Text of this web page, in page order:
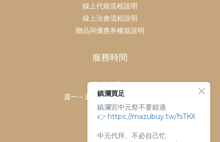
線上代燒流程說明
線上法會流程說明
贈品與優惠券權益說明
服務時間
客服時間：
週一～週日 上午9點～下午6點
客服電話：
04-26763688
門市地址：
鎮瀾買足
鎮瀾宮中元祭不要錯過
👉 https://mazubuy.tw/fsTKX
中元代拜、不必自己忙